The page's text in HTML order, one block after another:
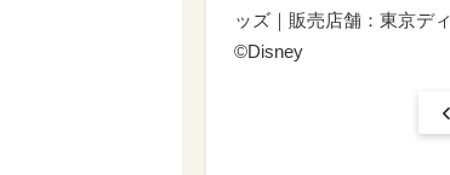
ッズ｜販売店舗：東京デ
©Disney